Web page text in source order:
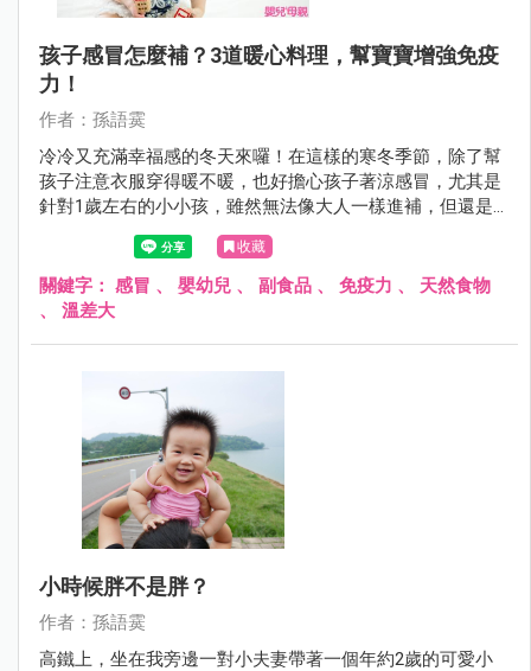
孩子感冒怎麼補？3道暖心料理，幫寶寶增強免疫
力！
作者：孫語霙
冷冷又充滿幸福感的冬天來囉！在這樣的寒冬季節，除了幫
孩子注意衣服穿得暖不暖，也好擔心孩子著涼感冒，尤其是
針對1歲左右的小小孩，雖然無法像大人一樣進補，但還是
可以從天然食物中，獲得足夠的保護力。如果孩子不小心感
冒了，孫語霙營養師推薦3道簡單料理，熱熱吃，對抗外來
病菌！
收藏
關鍵字： 感冒 、 嬰幼兒 、 副食品 、 免疫力 、 天然食物
、 溫差大
小時候胖不是胖？
作者：孫語霙
高鐵上，坐在我旁邊一對小夫妻帶著一個年約2歲的可愛小